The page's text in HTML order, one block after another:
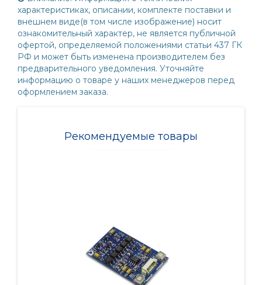
характеристиках, описании, комплекте поставки и
внешнем виде(в том числе изображение) носит
ознакомительный характер, не является публичной
офертой, определяемой положениями статьи 437 ГК
РФ и может быть изменена производителем без
предварительного уведомления. Уточняйте
информацию о товаре у наших менеджеров перед
оформлением заказа.
Рекомендуемые товары